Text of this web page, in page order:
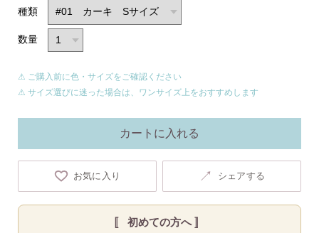
種類
数量
⚠ ご購入前に色・サイズをご確認ください
⚠ サイズ選びに迷った場合は、ワンサイズ上をおすすめします
カートに入れる
お気に入り ↗ シェアする
〚 初めての方へ 〛